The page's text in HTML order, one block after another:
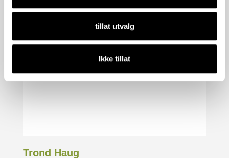
tillat utvalg
Ikke tillat
Trond Haug